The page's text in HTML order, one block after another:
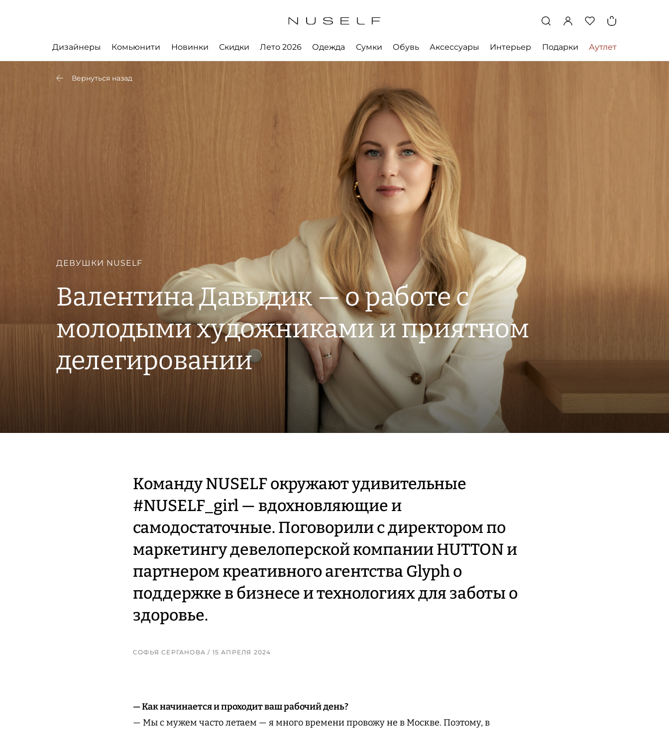
Дизайнеры Комьюнити Новинки Скидки Лето 2026 Одежда Сумки Обувь Аксессуары Интерьер Подарки Аутлет
Вернуться назад
ДЕВУШКИ NUSELF
Валентина Давыдик — о работе с
молодыми художниками и приятном
делегировании
Команду NUSELF окружают удивительные
#NUSELF_girl — вдохновляющие и
самодостаточные. Поговорили с директором по
маркетингу девелоперской компании HUTTON и
партнером креативного агентства Glyph о
поддержке в бизнесе и технологиях для заботы о
здоровье.
СОФЬЯ СЕРГАНОВА/ 15 АПРЕЛЯ 2024
— Как начинается и проходит ваш рабочий день?
— Мы с мужем часто летаем — я много времени провожу не в Москве. Поэтому, в